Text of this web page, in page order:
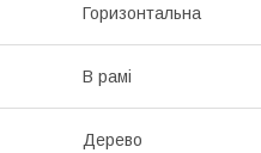
Горизонтальна
В рамі
Дерево